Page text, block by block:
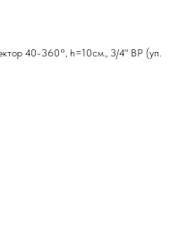
40-360°, h=10см., 3/4" ВР (уп.